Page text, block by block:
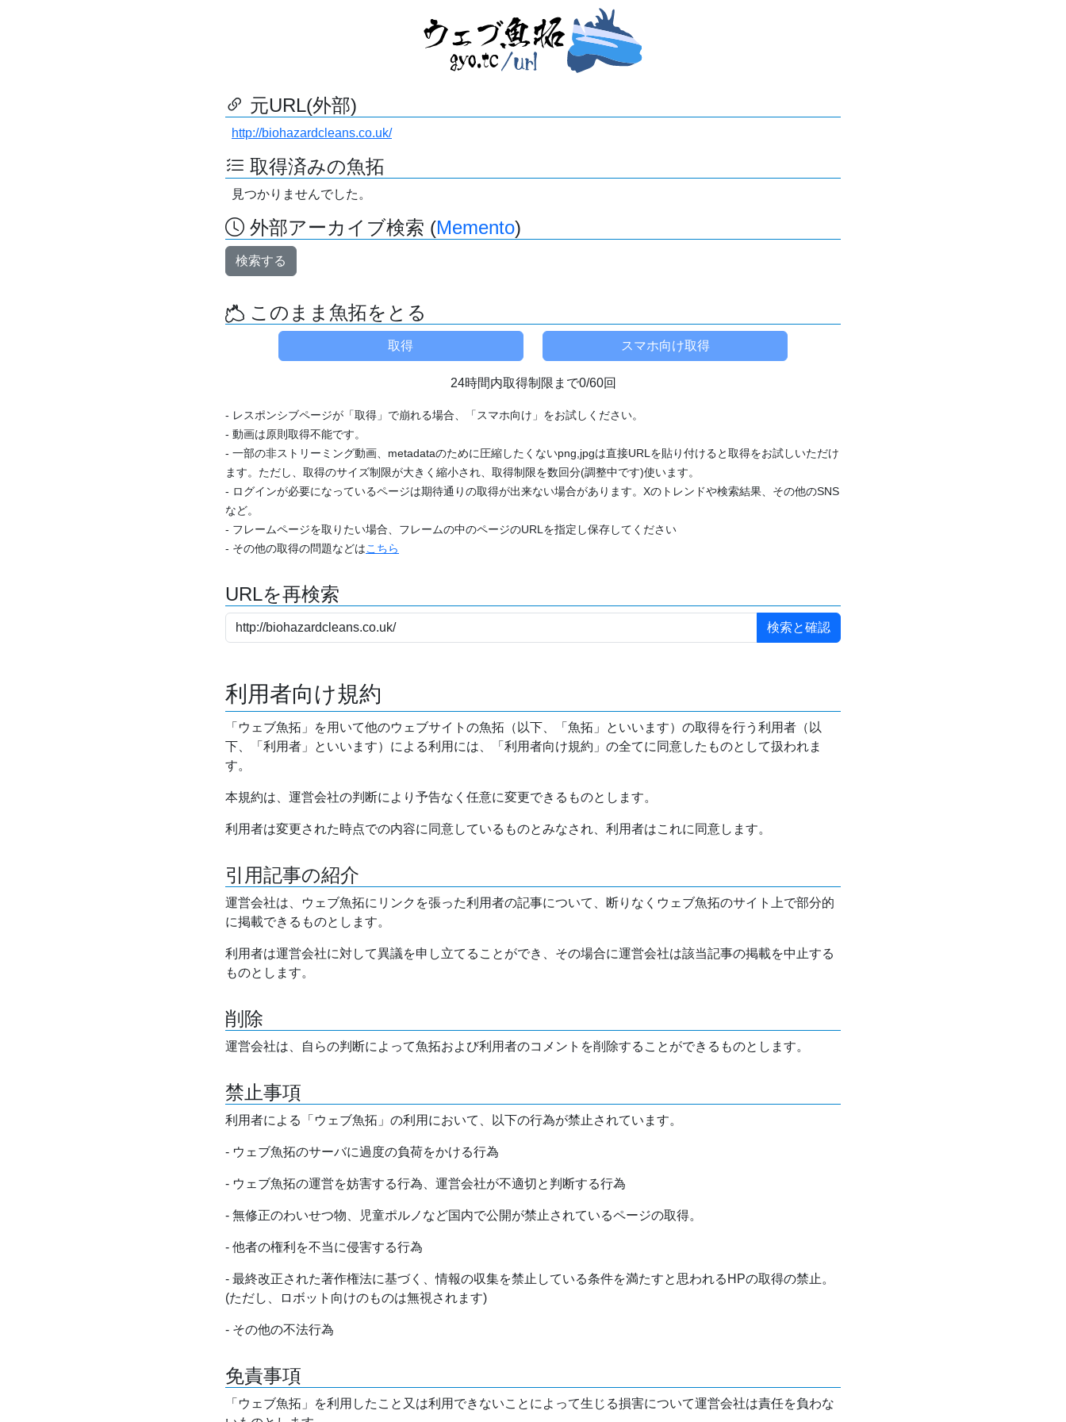
元URL(外部)
http://biohazardcleans.co.uk/
取得済みの魚拓
見つかりませんでした。
外部アーカイブ検索 (Memento)
検索する
このまま魚拓をとる
24時間内取得制限まで0/60回
- レスポンシブページが「取得」で崩れる場合、「スマホ向け」をお試しください。
- 動画は原則取得不能です。
- 一部の非ストリーミング動画、metadataのために圧縮したくないpng,jpgは直接URLを貼り付けると取得をお試しいただけ
ます。ただし、取得のサイズ制限が大きく縮小され、取得制限を数回分(調整中です)使います。
- ログインが必要になっているページは期待通りの取得が出来ない場合があります。Xのトレンドや検索結果、その他のSNS
など。
- フレームページを取りたい場合、フレームの中のページのURLを指定し保存してください
- その他の取得の問題などはこちら
URLを再検索
利用者向け規約
「ウェブ魚拓」を用いて他のウェブサイトの魚拓（以下、「魚拓」といいます）の取得を行う利用者（以
下、「利用者」といいます）による利用には、「利用者向け規約」の全てに同意したものとして扱われま
す。
本規約は、運営会社の判断により予告なく任意に変更できるものとします。
利用者は変更された時点での内容に同意しているものとみなされ、利用者はこれに同意します。
引用記事の紹介
運営会社は、ウェブ魚拓にリンクを張った利用者の記事について、断りなくウェブ魚拓のサイト上で部分的
に掲載できるものとします。
利用者は運営会社に対して異議を申し立てることができ、その場合に運営会社は該当記事の掲載を中止する
ものとします。
削除
運営会社は、自らの判断によって魚拓および利用者のコメントを削除することができるものとします。
禁止事項
利用者による「ウェブ魚拓」の利用において、以下の行為が禁止されています。
- ウェブ魚拓のサーバに過度の負荷をかける行為
- ウェブ魚拓の運営を妨害する行為、運営会社が不適切と判断する行為
- 無修正のわいせつ物、児童ポルノなど国内で公開が禁止されているページの取得。
- 他者の権利を不当に侵害する行為
- 最終改正された著作権法に基づく、情報の収集を禁止している条件を満たすと思われるHPの取得の禁止。
(ただし、ロボット向けのものは無視されます)
- その他の不法行為
免責事項
「ウェブ魚拓」を利用したこと又は利用できないことによって生じる損害について運営会社は責任を負わな